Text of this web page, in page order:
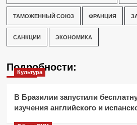
ТАМОЖЕННЫЙ СОЮЗ ФРАНЦИЯ
САНКЦИИ ЭКОНОМИКА
Подробности:
Культура
В Бразилии запустили
изучения английского и